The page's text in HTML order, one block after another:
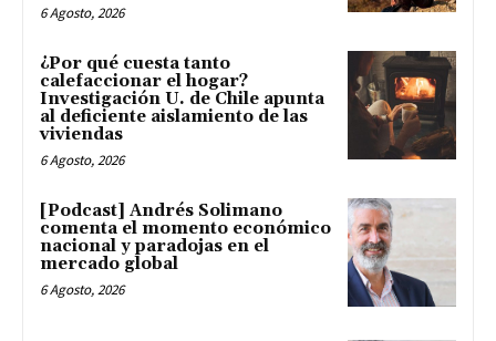
6 Agosto, 2026
¿Por qué cuesta tanto
calefaccionar el hogar?
Investigación U. de Chile apunta
al deficiente aislamiento de las
viviendas
6 Agosto, 2026
[Podcast] Andrés Solimano
comenta el momento económico
nacional y paradojas en el
mercado global
6 Agosto, 2026